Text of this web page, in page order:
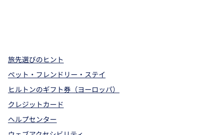
旅先選びのヒント
ペット・フレンドリー・ステイ
ヒルトンのギフト券（ヨーロッパ）
クレジットカード
ヘルプセンター